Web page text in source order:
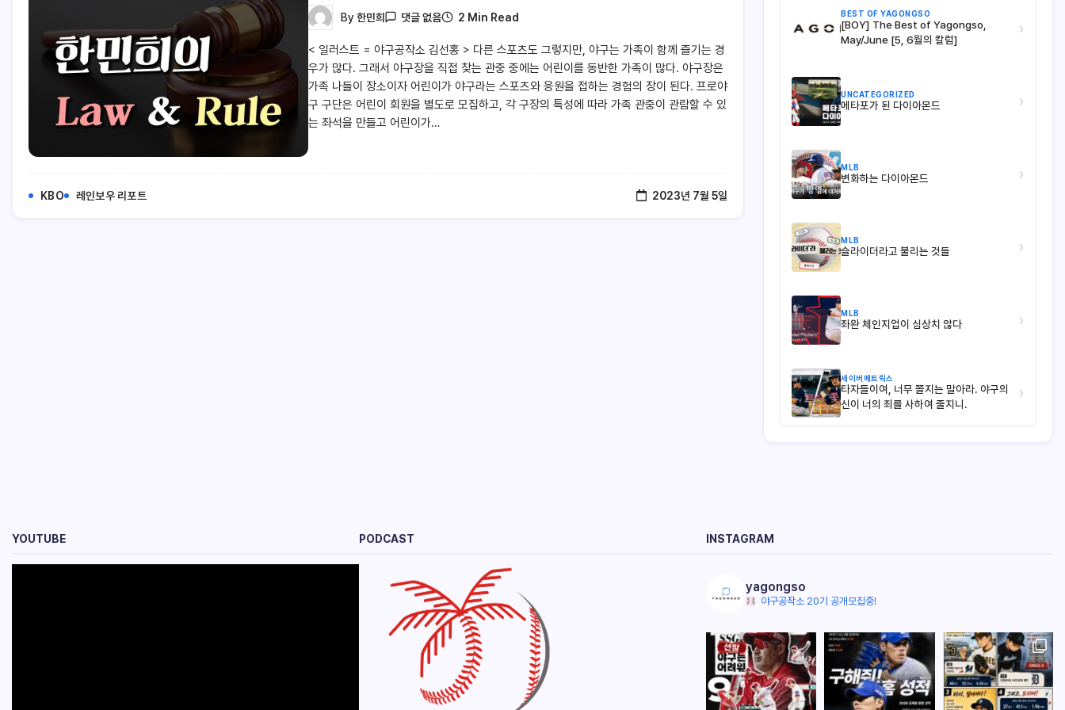
By 한민희 댓글 없음 2 Min Read
< 일러스트 = 야구공작소 김선홍 > 다른 스포츠도 그렇지만, 야구는 가족이 함께 즐기는 경
우가 많다. 그래서 야구장을 직접 찾는 관중 중에는 어린이를 동반한 가족이 많다. 야구장은
가족 나들이 장소이자 어린이가 야구라는 스포츠와 응원을 접하는 경험의 장이 된다. 프로야
구 구단은 어린이 회원을 별도로 모집하고, 각 구장의 특성에 따라 가족 관중이 관람할 수 있
는 좌석을 만들고 어린이가…
KBO 레인보우 리포트 2023년 7월 5일
BEST OF YAGONGSO
[BOY] The Best of Yagongso,
May/June [5, 6월의 칼럼]
›
UNCATEGORIZED
메타포가 된 다이아몬드 ›
MLB
변화하는 다이아몬드 ›
MLB
슬라이더라고 불리는 것들 ›
MLB
좌완 체인지업이 심상치 않다 ›
세이버메트릭스
타자들이여, 너무 쫄지는 말아라. 야구의
신이 너의 죄를 사하여 줄지니.
›
YOUTUBE PODCAST INSTAGRAM
yagongso
야구공작소 20기 공개모집중!